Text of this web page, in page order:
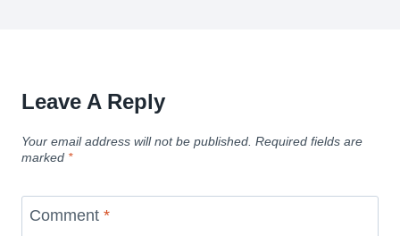
Leave A Reply
Your email address will not be published. Required fields are
marked *
Comment *